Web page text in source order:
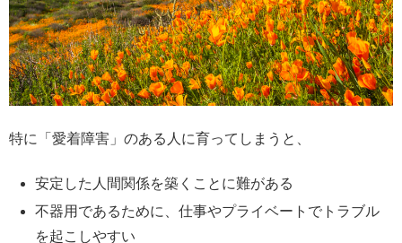
特に「愛着障害」のある人に育ってしまうと、
安定した人間関係を築くことに難がある
不器用であるために、仕事やプライベートでトラブル
を起こしやすい